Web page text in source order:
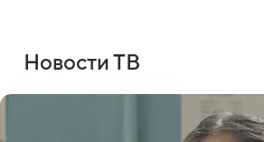
Новости ТВ